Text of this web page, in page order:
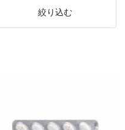
絞り込む